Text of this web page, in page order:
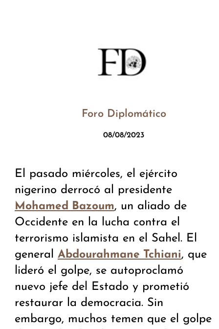
Foro Diplomático
08/08/2023
El pasado miércoles, el ejército
nigerino derrocó al presidente
Mohamed Bazoum, un aliado de
Occidente en la lucha contra el
terrorismo islamista en el Sahel. El
general Abdourahmane Tchiani, que
lideró el golpe, se autoproclamó
nuevo jefe del Estado y prometió
restaurar la democracia. Sin
embargo, muchos temen que el golpe